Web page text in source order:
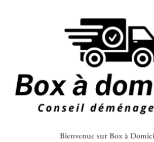
Bienvenue sur Box à